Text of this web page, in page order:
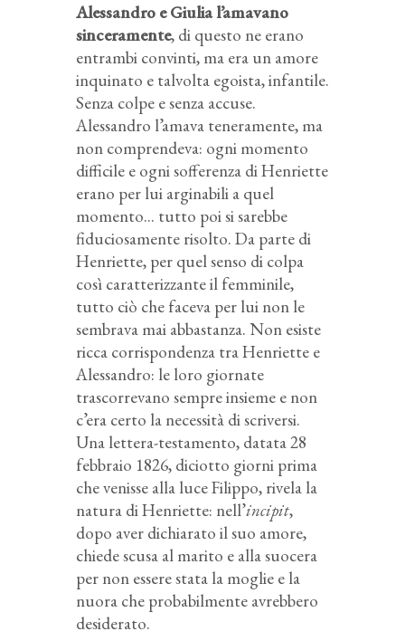
Alessandro e Giulia l’amavano
sinceramente, di questo ne erano
entrambi convinti, ma era un amore
inquinato e talvolta egoista, infantile.
Senza colpe e senza accuse.
Alessandro l’amava teneramente, ma
non comprendeva: ogni momento
difficile e ogni sofferenza di Henriette
erano per lui arginabili a quel
momento... tutto poi si sarebbe
fiduciosamente risolto. Da parte di
Henriette, per quel senso di colpa
così caratterizzante il femminile,
tutto ciò che faceva per lui non le
sembrava mai abbastanza. Non esiste
ricca corrispondenza tra Henriette e
Alessandro: le loro giornate
trascorrevano sempre insieme e non
c’era certo la necessità di scriversi.
Una lettera-testamento, datata 28
febbraio 1826, diciotto giorni prima
che venisse alla luce Filippo, rivela la
natura di Henriette: nell’incipit,
dopo aver dichiarato il suo amore,
chiede scusa al marito e alla suocera
per non essere stata la moglie e la
nuora che probabilmente avrebbero
desiderato.